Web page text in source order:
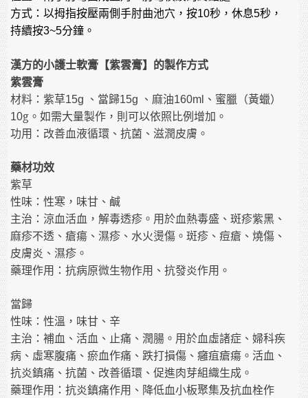
方式：以拇指按壓兩側手肘曲池穴，按10秒，休息5秒，
持續按3~5分鐘。
漢方的小護士軟膏【紫雲膏】的製作方式
紫雲膏
材料：紫草15g 、當歸15g 、麻油160m 、蜜臘（黃蠟）
10g 。如需大量製作，則可以依照比例增加。
功用：改善血液循環、抗菌、滋潤皮膚。
藥材功效
紫草
性味：性寒，味甘、鹹
主治：涼血活血，解毒透疹。用於血熱毒盛、斑疹紫黑、
麻疹不透、瘡瘍、濕疹、水火燙傷。斑疹、痘瘡、燒傷、
皮膚炎、濕疹。
藥理作用：抗病原微生物作用、抗發炎作用。
當歸
性味：性溫，味甘、辛
主治：補血、活血、止痛、潤腸。用於血虛諸症、婦科疾
病、虛寒腹痛、瘀血作痛、跌打損傷、癰疽瘡瘍。活血、
抗炎鎮痛、抗菌、改善循環、促進肉芽組織生成。
藥理作用：抗炎鎮痛作用、降低血小板聚集及抗血栓作